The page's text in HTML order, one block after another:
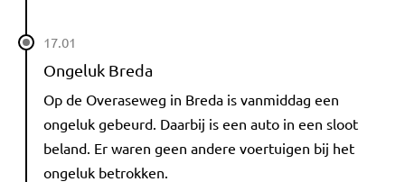
17.01
Ongeluk Breda
Op de Overaseweg in Breda is vanmiddag een
ongeluk gebeurd. Daarbij is een auto in een sloot
beland. Er waren geen andere voertuigen bij het
ongeluk betrokken.